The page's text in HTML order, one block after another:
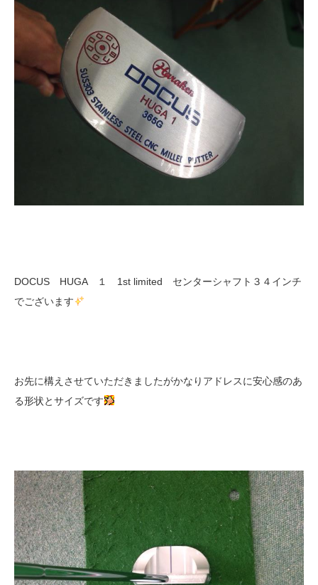
DOCUS HUGA １ 1st limited センターシャフト３４インチ
でございます
お先に構えさせていただきましたがかなりアドレスに安心感のあ
る形状とサイズです